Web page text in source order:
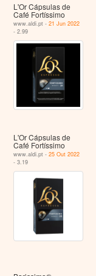
L'Or Cápsulas de
Café Fortíssimo
www.aldi.pt -21 Jun 2022
- 2.99
L'Or Cápsulas de
Café Fortíssimo
www.aldi.pt -25 Out 2022
- 3.19